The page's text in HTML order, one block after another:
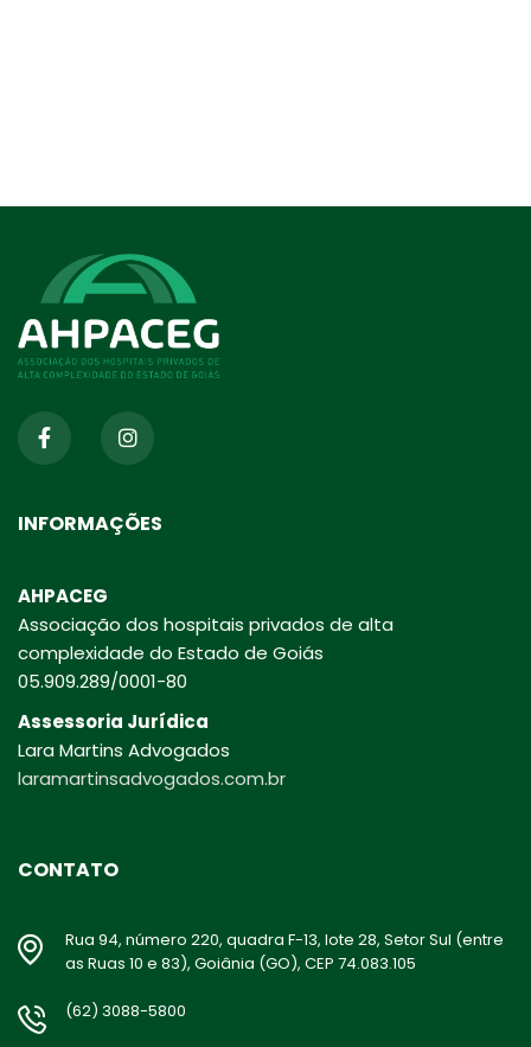
INFORMAÇÕES
AHPACEG
Associação dos hospitais privados de alta
complexidade do Estado de Goiás
05.909.289/0001-80
Assessoria Jurídica
Lara Martins Advogados
laramartinsadvogados.com.br
CONTATO
Rua 94, número 220, quadra F-13, lote 28, Setor Sul (entre
as Ruas 10 e 83), Goiânia (GO), CEP 74.083.105
(62) 3088-5800